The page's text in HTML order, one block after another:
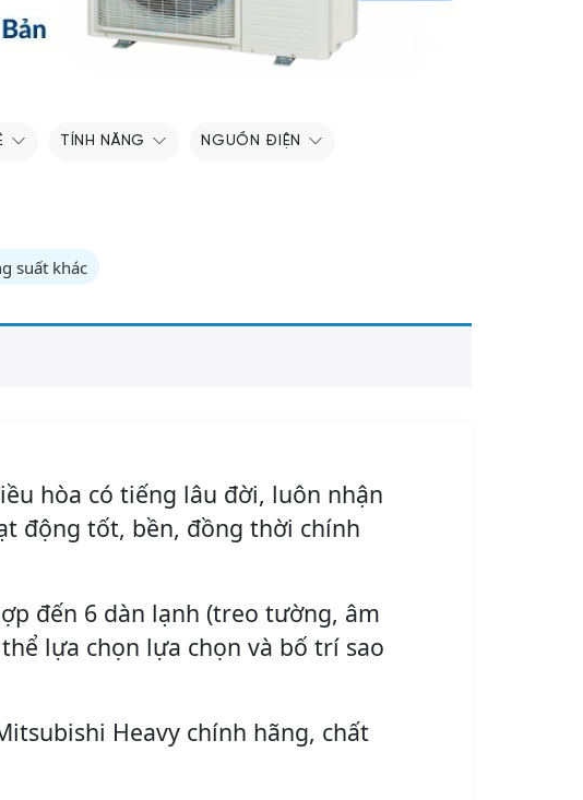
TÍNH NĂNG NGUỒN ĐIỆN
suất khác
hòa có tiếng lâu đời, luôn nhận
động tốt, bền, đồng thời chính
đến 6 dàn lạnh (treo tường, âm
lựa chọn lựa chọn và bố trí sao
Heavy chính hãng, chất